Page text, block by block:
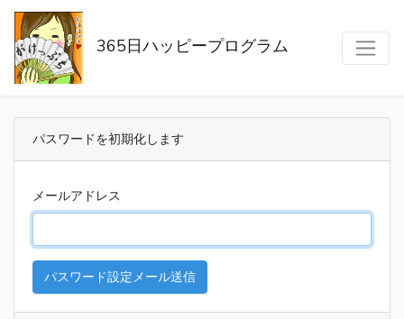
365日ハッピープログラム
パスワードを初期化します
メールアドレス
パスワード設定メール送信